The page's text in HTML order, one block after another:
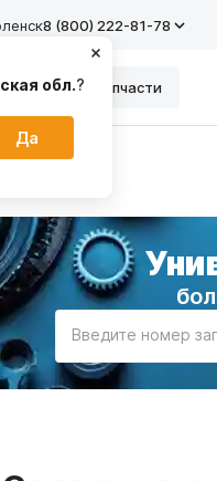
8 (800) 222-81-78
Запчасти
Введите номер
обл.?
Да